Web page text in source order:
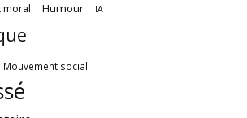
moral Humour IA
Mouvement social